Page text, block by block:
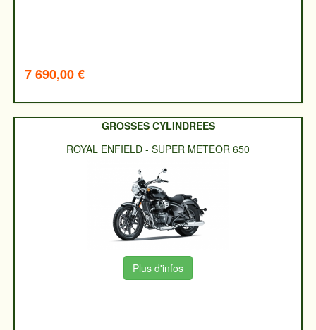
7 690,00 €
GROSSES CYLINDREES
ROYAL ENFIELD - SUPER METEOR 650
Plus d'infos